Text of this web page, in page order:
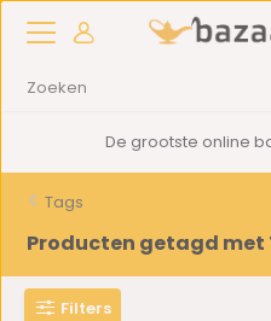
De grootste online
Tags
Producten getagd
Filters